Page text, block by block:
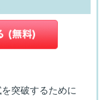
突破するために